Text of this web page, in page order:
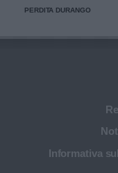
PERDITA DURANGO
Informativa